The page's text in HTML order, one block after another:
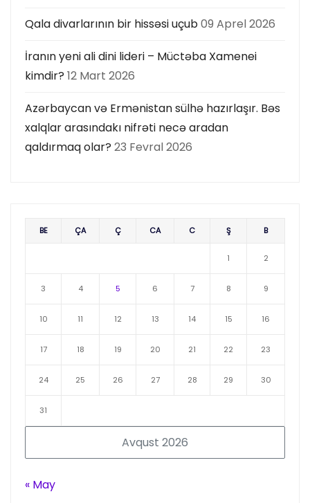
Qala divarlarının bir hissəsi uçub09 Aprel 2026
İranın yeni ali dini lideri – Müctəba Xamenei
kimdir? 12 Mart 2026
Azərbaycan və Ermənistan sülhə hazırlaşır. Bəs
xalqlar arasındakı nifrəti necə aradan
qaldırmaq olar? 23 Fevral 2026
Avqust 2026
BE ÇA Ç CA C Ş B
1 2
3 4 5 6 7 8 9
10 11 12 13 14 15 16
17 18 19 20 21 22 23
24 25 26 27 28 29 30
31
« May